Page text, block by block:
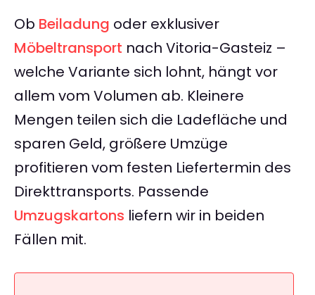
Ob Beiladung oder exklusiver
Möbeltransport nach Vitoria-Gasteiz –
welche Variante sich lohnt, hängt vor
allem vom Volumen ab. Kleinere
Mengen teilen sich die Ladefläche und
sparen Geld, größere Umzüge
profitieren vom festen Liefertermin des
Direkttransports. Passende
Umzugskartons liefern wir in beiden
Fällen mit.